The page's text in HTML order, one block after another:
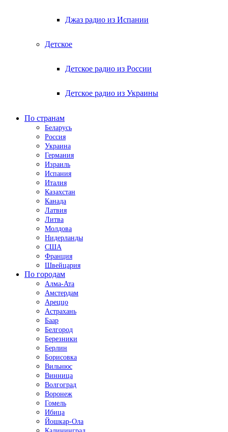
Джаз радио из Испании
Детское
Детское радио из России
Детское радио из Украины
По странам
Беларусь
Россия
Украина
Германия
Израиль
Испания
Италия
Казахстан
Канада
Латвия
Литва
Молдова
Нидерланды
США
Франция
Швейцария
По городам
Алма-Ата
Амстердам
Ареццо
Астрахань
Баар
Белгород
Березники
Берлин
Борисовка
Вильнюс
Винница
Волгоград
Воронеж
Гомель
Ибица
Йошкар-Ола